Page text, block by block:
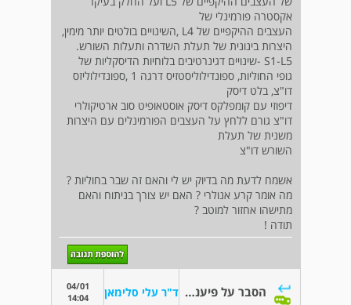
אקסטרה פורמינלי של
העצבים ההיקפיים של L4 ,השינויים בולטים יותר מימין,
היצרות בינונית של תעלת השדרה ותעלות השורש.
S1-L5 -שינויים דגינרטיבים בלוחיות הדיסקליות של
גופי החוליות, ספונדילוליסטזיס דרגה 1 ,ספונדילוליזס
דו"צ, בלט דיסק
דיפוזי עם קומפלקס דיסק אוסטאופיט סוב ארטיקולרי
דו"צ גורם ללחץ על העצבים הפורמינלים עם היצרות
משנית של תעלת
השורש דו"צ
אשמח לדעת מה בדיוק יש לי והאם זה שבר בחוליות ?
מה אומר קרע אנולרי ? האם יש צורך בניתוח והאם
מתישהו אחזור למוטב ?
תודה !
הסבר על פיענוח MRI עמ"ש מותני ד"ר עלי סלימאן
04/01
14:04